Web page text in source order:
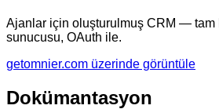
Ajanlar için oluşturulmuş CRM — tam
sunucusu, OAuth ile.
getomnier.com üzerinde görüntüle
Dokümantasyon